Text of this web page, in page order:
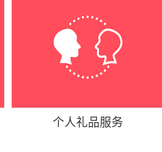
个人礼品服务